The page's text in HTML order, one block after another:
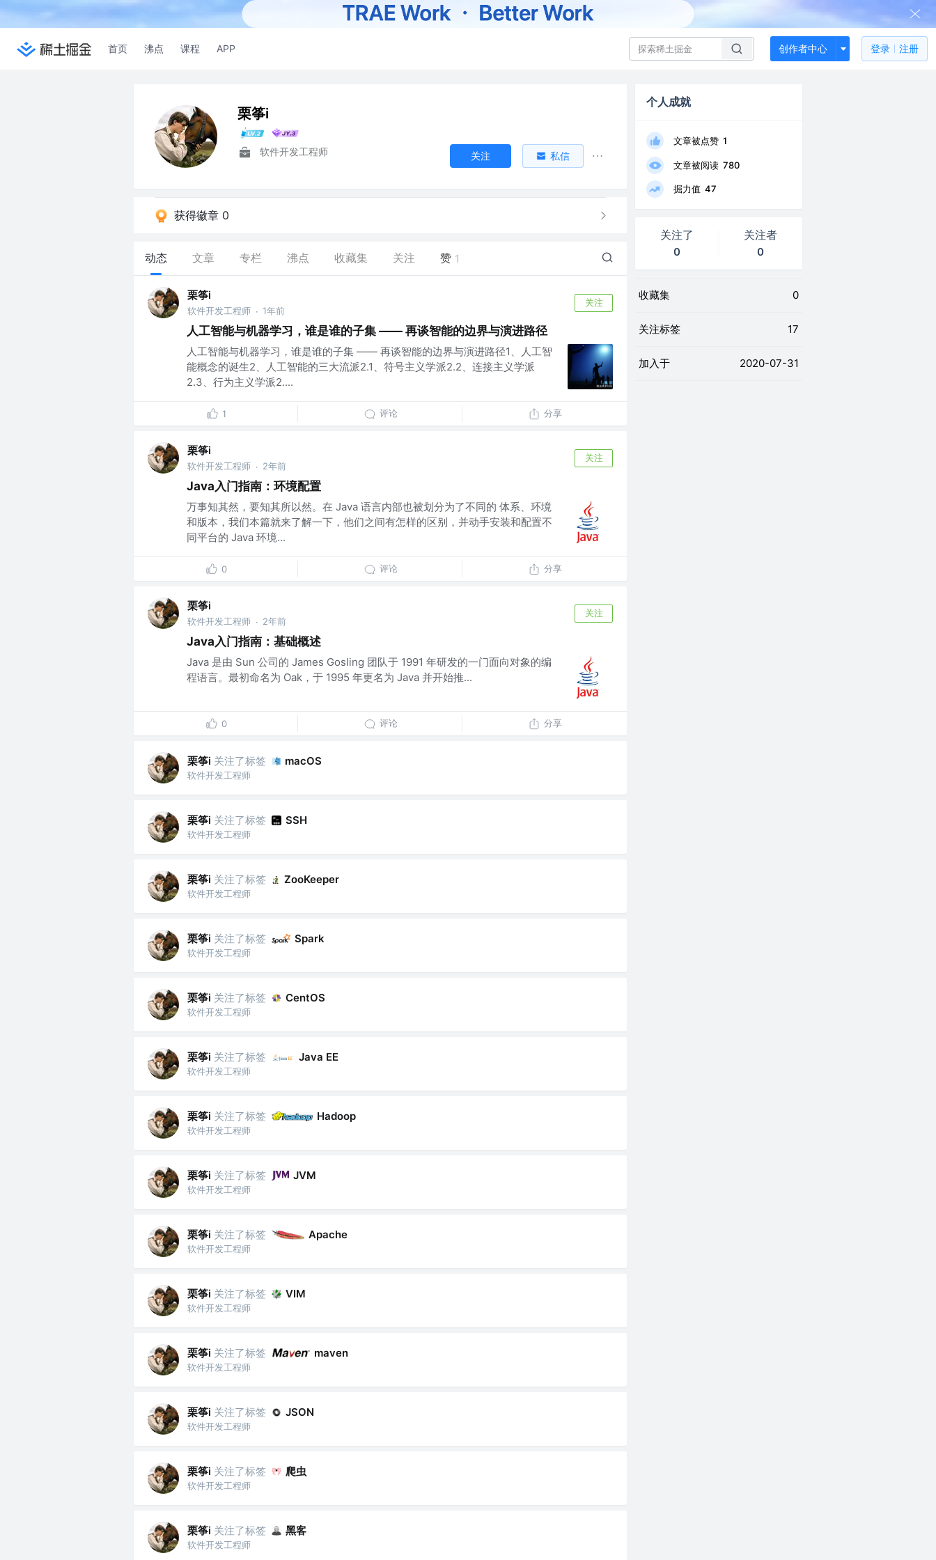
首页 沸点 课程 APP 创作者中心 登录 注册
栗筝i
软件开发工程师 关注 私信
获得徽章 0
动态 文章 专栏 沸点 收藏集 关注 赞 1
栗筝i
软件开发工程师 · 1年前
关注
人工智能与机器学习，谁是谁的子集 —— 再谈智能的边界与演进路径
人工智能与机器学习，谁是谁的子集 —— 再谈智能的边界与演进路径1、人工智
能概念的诞生2、人工智能的三大流派2.1、符号主义学派2.2、连接主义学派
2.3、行为主义学派2....
1 评论 分享
栗筝i
软件开发工程师 · 2年前
关注
Java入门指南：环境配置
万事知其然，要知其所以然。在 Java 语言内部也被划分为了不同的 体系、环境
和版本，我们本篇就来了解一下，他们之间有怎样的区别，并动手安装和配置不
同平台的 Java 环境...
0 评论 分享
栗筝i
软件开发工程师 · 2年前
关注
Java入门指南：基础概述
Java 是由 Sun 公司的 James Gosling 团队于 1991 年研发的一门面向对象的编
程语言。最初命名为 Oak，于 1995 年更名为 Java 并开始推...
0 评论 分享
栗筝i 关注了标签 macOS
软件开发工程师
栗筝i 关注了标签 SSH
软件开发工程师
栗筝i 关注了标签 ZooKeeper
软件开发工程师
栗筝i 关注了标签 Spark
软件开发工程师
栗筝i 关注了标签 CentOS
软件开发工程师
栗筝i 关注了标签 Java EE
软件开发工程师
栗筝i 关注了标签 Hadoop
软件开发工程师
栗筝i 关注了标签 JVM
软件开发工程师
栗筝i 关注了标签 Apache
软件开发工程师
栗筝i 关注了标签 VIM
软件开发工程师
栗筝i 关注了标签 maven
软件开发工程师
栗筝i 关注了标签 JSON
软件开发工程师
栗筝i 关注了标签 爬虫
软件开发工程师
栗筝i 关注了标签 黑客
软件开发工程师
个人成就
文章被点赞 1
文章被阅读 780
掘力值 47
关注了
0
关注者
0
收藏集 0
关注标签 17
加入于 2020-07-31